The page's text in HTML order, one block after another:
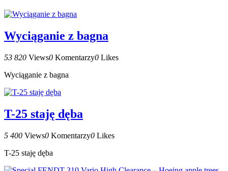
Wyciąganie z bagna
53 820 Views0 Komentarzy0 Likes
Wyciąganie z bagna
T-25 staję dęba
5 400 Views0 Komentarzy0 Likes
T-25 staję dęba